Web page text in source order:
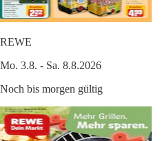
REWE
Mo. 3.8. - Sa. 8.8.2026
Noch bis morgen gültig